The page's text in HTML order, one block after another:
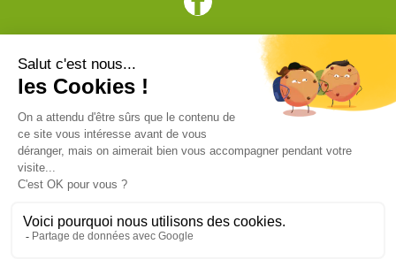
Vive l'élevage
Achat en ligne
Services
Aide & Conseils